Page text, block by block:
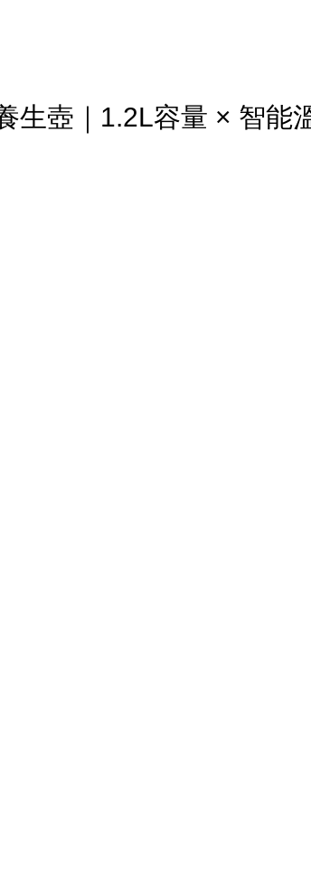
生壺｜1.2L容量 × 智能